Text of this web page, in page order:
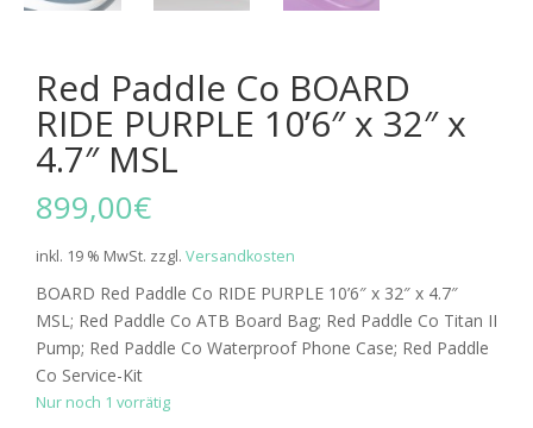
Red Paddle Co BOARD
RIDE PURPLE 10’6″ x 32″ x
4.7″ MSL
899,00€
inkl. 19 % MwSt. zzgl. Versandkosten
BOARD Red Paddle Co RIDE PURPLE 10’6″ x 32″ x 4.7″
MSL; Red Paddle Co ATB Board Bag; Red Paddle Co Titan II
Pump; Red Paddle Co Waterproof Phone Case; Red Paddle
Co Service-Kit
Nur noch 1 vorrätig